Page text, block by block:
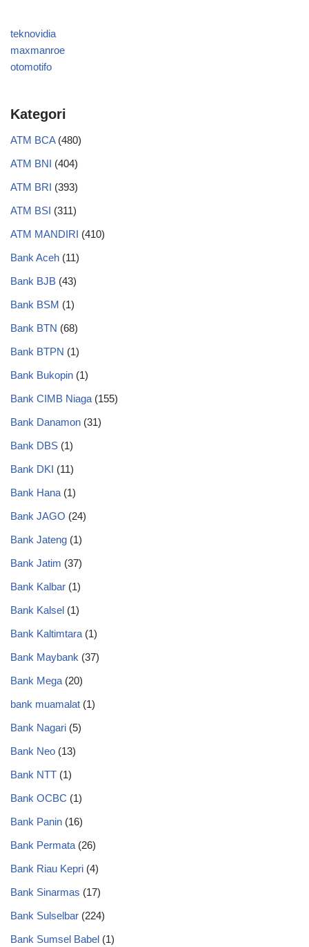
teknovidia
maxmanroe
otomotifo
Kategori
ATM BCA(480)
ATM BNI (404)
ATM BRI (393)
ATM BSI (311)
ATM MANDIRI (410)
Bank Aceh (11)
Bank BJB (43)
Bank BSM (1)
Bank BTN (68)
Bank BTPN (1)
Bank Bukopin (1)
Bank CIMB Niaga (155)
Bank Danamon (31)
Bank DBS (1)
Bank DKI (11)
Bank Hana (1)
Bank JAGO (24)
Bank Jateng (1)
Bank Jatim (37)
Bank Kalbar (1)
Bank Kalsel (1)
Bank Kaltimtara (1)
Bank Maybank (37)
Bank Mega (20)
bank muamalat (1)
Bank Nagari (5)
Bank Neo (13)
Bank NTT (1)
Bank OCBC (1)
Bank Panin (16)
Bank Permata (26)
Bank Riau Kepri (4)
Bank Sinarmas (17)
Bank Sulselbar (224)
Bank Sumsel Babel (1)